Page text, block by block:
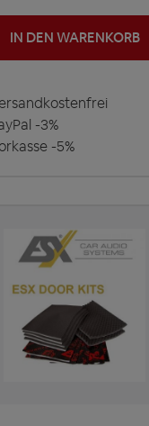
IN DEN WARENKORB
-3%
-5%